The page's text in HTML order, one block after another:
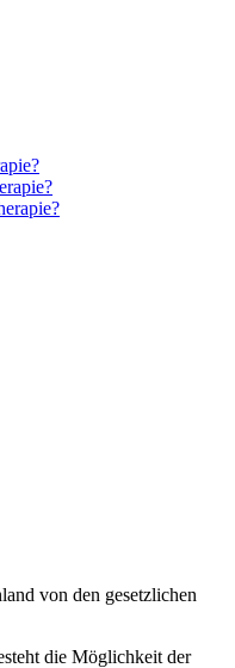
von den gesetzlichen
die Möglichkeit der